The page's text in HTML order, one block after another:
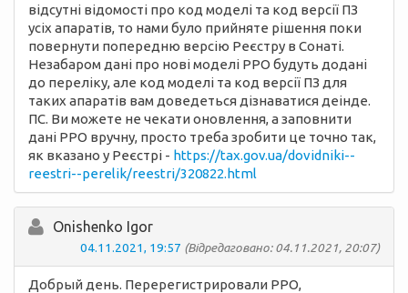
відсутні відомості про код моделі та код версії ПЗ
усіх апаратів, то нами було прийняте рішення поки
повернути попередню версію Реєстру в Сонаті.
Незабаром дані про нові моделі РРО будуть додані
до переліку, але код моделі та код версії ПЗ для
таких апаратів вам доведеться дізнаватися деінде.
ПС. Ви можете не чекати оновлення, а заповнити
дані РРО вручну, просто треба зробити це точно так,
як вказано у Реєстрі - https://tax.gov.ua/dovidniki--
reestri--perelik/reestri/320822.html
Onishenko Igor
04.11.2021, 19:57 (Відредаговано: 04.11.2021, 20:07)
Добрый день. Перерегистрировали РРО,